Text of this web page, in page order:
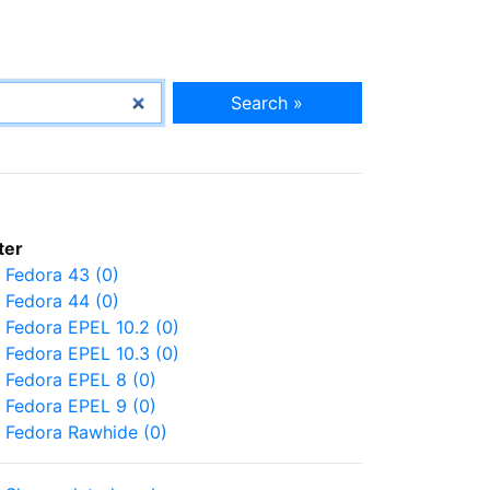
Search »
Fedora 43 (0)
Fedora 44 (0)
Fedora EPEL 10.2 (0)
Fedora EPEL 10.3 (0)
Fedora EPEL 8 (0)
Fedora EPEL 9 (0)
Fedora Rawhide (0)